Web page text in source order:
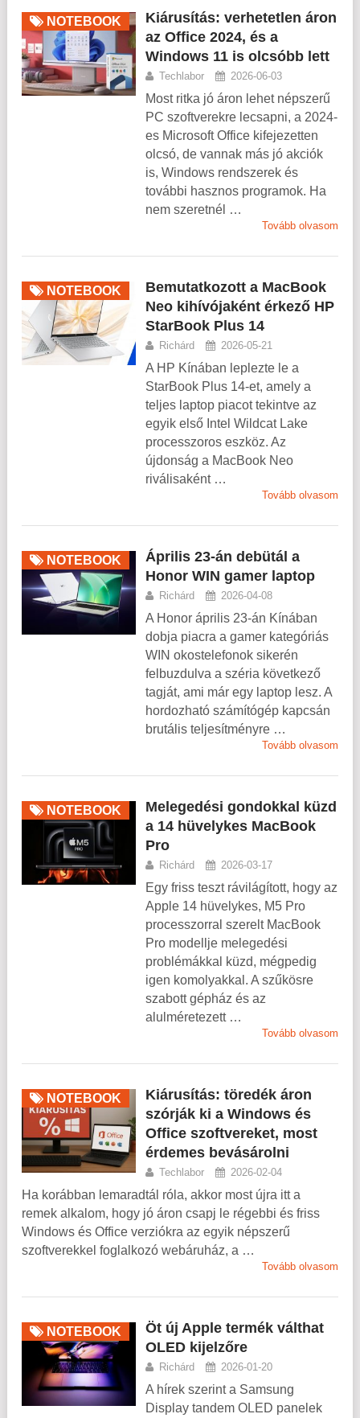
NOTEBOOK
Kiárusítás: verhetetlen áron
az Office 2024, és a
Windows 11 is olcsóbb lett
Techlabor 2026-06-03
Most ritka jó áron lehet népszerű
PC szoftverekre lecsapni, a 2024-
es Microsoft Office kifejezetten
olcsó, de vannak más jó akciók
is, Windows rendszerek és
további hasznos programok. Ha
nem szeretnél …
Tovább olvasom
NOTEBOOK
Bemutatkozott a MacBook
Neo kihívójaként érkező HP
StarBook Plus 14
Richárd 2026-05-21
A HP Kínában leplezte le a
StarBook Plus 14-et, amely a
teljes laptop piacot tekintve az
egyik első Intel Wildcat Lake
processzoros eszköz. Az
újdonság a MacBook Neo
riválisaként …
Tovább olvasom
NOTEBOOK
Április 23-án debütál a
Honor WIN gamer laptop
Richárd 2026-04-08
A Honor április 23-án Kínában
dobja piacra a gamer kategóriás
WIN okostelefonok sikerén
felbuzdulva a széria következő
tagját, ami már egy laptop lesz. A
hordozható számítógép kapcsán
brutális teljesítményre …
Tovább olvasom
NOTEBOOK
Melegedési gondokkal küzd
a 14 hüvelykes MacBook
Pro
Richárd 2026-03-17
Egy friss teszt rávilágított, hogy az
Apple 14 hüvelykes, M5 Pro
processzorral szerelt MacBook
Pro modellje melegedési
problémákkal küzd, mégpedig
igen komolyakkal. A szűkösre
szabott gépház és az
alulméretezett …
Tovább olvasom
NOTEBOOK
Kiárusítás: töredék áron
szórják ki a Windows és
Office szoftvereket, most
érdemes bevásárolni
Techlabor 2026-02-04
Ha korábban lemaradtál róla, akkor most újra itt a
remek alkalom, hogy jó áron csapj le régebbi és friss
Windows és Office verziókra az egyik népszerű
szoftverekkel foglalkozó webáruház, a …
Tovább olvasom
NOTEBOOK
Öt új Apple termék válthat
OLED kijelzőre
Richárd 2026-01-20
A hírek szerint a Samsung
Display tandem OLED panelek